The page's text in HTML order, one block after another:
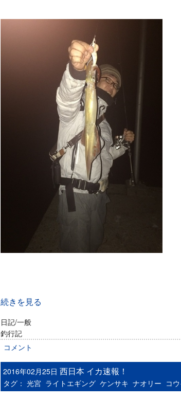
続きを見る
日記/一般
釣行記
コメント
2016年02月25日 西日本 イカ速報！
タグ： 光宮 ライトエギング ケンサキ ナオリー コ